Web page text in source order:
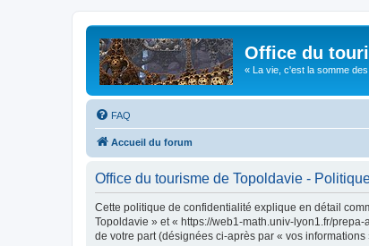
Office du
« La vie, c'est la somme
FAQ
Accueil du forum
Office du tourisme de Topoldavie -
Cette politique de confidentialité explique en détail
Topoldavie » et « https://web1-math.univ-lyon1.fr/
de votre part (désignées ci-après par « vos informations